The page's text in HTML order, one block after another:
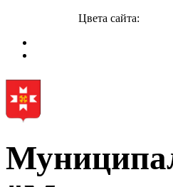
Цвета сайта: